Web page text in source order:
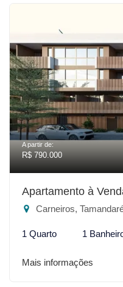
A partir de:
R$ 790.000
Apartamento à
Carneiros,
1 Quarto 1
Mais informações